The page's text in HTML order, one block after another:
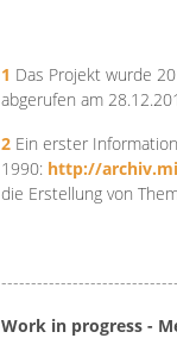
1 Das Projekt wurde
abgerufen am
2 Ein erster
1990: http://
die Erstellung von
Work in progress -